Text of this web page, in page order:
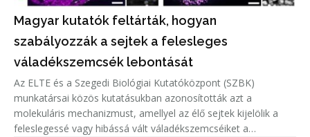
Magyar kutatók feltárták, hogyan
szabályozzák a sejtek a felesleges
váladékszemcsék lebontását
Az ELTE és a Szegedi Biológiai Kutatóközpont (SZBK)
munkatársai közös kutatásukban azonosították azt a
molekuláris mechanizmust, amellyel az élő sejtek kijelölik a
feleslegessé vagy hibássá vált váladékszemcséiket a